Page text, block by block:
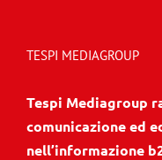
TESPI MEDIAGROUP
Tespi Mediagroup
comunicazione ed
nell’informazione